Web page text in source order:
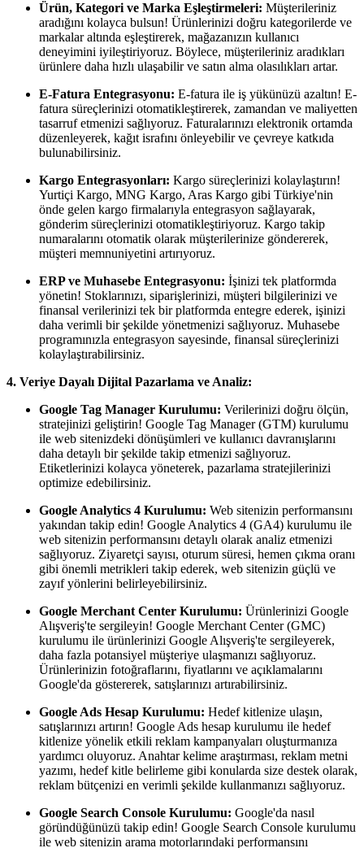
Ürün, Kategori ve Marka Eşleştirmeleri: Müşterileriniz
aradığını kolayca bulsun! Ürünlerinizi doğru kategorilerde ve
markalar altında eşleştirerek, mağazanızın kullanıcı
deneyimini iyileştiriyoruz. Böylece, müşterileriniz aradıkları
ürünlere daha hızlı ulaşabilir ve satın alma olasılıkları artar.
E-Fatura Entegrasyonu: E-fatura ile iş yükünüzü azaltın! E-
fatura süreçlerinizi otomatikleştirerek, zamandan ve maliyetten
tasarruf etmenizi sağlıyoruz. Faturalarınızı elektronik ortamda
düzenleyerek, kağıt israfını önleyebilir ve çevreye katkıda
bulunabilirsiniz.
Kargo Entegrasyonları: Kargo süreçlerinizi kolaylaştırın!
Yurtiçi Kargo, MNG Kargo, Aras Kargo gibi Türkiye'nin
önde gelen kargo firmalarıyla entegrasyon sağlayarak,
gönderim süreçlerinizi otomatikleştiriyoruz. Kargo takip
numaralarını otomatik olarak müşterilerinize göndererek,
müşteri memnuniyetini artırıyoruz.
ERP ve Muhasebe Entegrasyonu: İşinizi tek platformda
yönetin! Stoklarınızı, siparişlerinizi, müşteri bilgilerinizi ve
finansal verilerinizi tek bir platformda entegre ederek, işinizi
daha verimli bir şekilde yönetmenizi sağlıyoruz. Muhasebe
programınızla entegrasyon sayesinde, finansal süreçlerinizi
kolaylaştırabilirsiniz.
4. Veriye Dayalı Dijital Pazarlama ve Analiz:
Google Tag Manager Kurulumu: Verilerinizi doğru ölçün,
stratejinizi geliştirin! Google Tag Manager (GTM) kurulumu
ile web sitenizdeki dönüşümleri ve kullanıcı davranışlarını
daha detaylı bir şekilde takip etmenizi sağlıyoruz.
Etiketlerinizi kolayca yöneterek, pazarlama stratejilerinizi
optimize edebilirsiniz.
Google Analytics 4 Kurulumu: Web sitenizin performansını
yakından takip edin! Google Analytics 4 (GA4) kurulumu ile
web sitenizin performansını detaylı olarak analiz etmenizi
sağlıyoruz. Ziyaretçi sayısı, oturum süresi, hemen çıkma oranı
gibi önemli metrikleri takip ederek, web sitenizin güçlü ve
zayıf yönlerini belirleyebilirsiniz.
Google Merchant Center Kurulumu: Ürünlerinizi Google
Alışveriş'te sergileyin! Google Merchant Center (GMC)
kurulumu ile ürünlerinizi Google Alışveriş'te sergileyerek,
daha fazla potansiyel müşteriye ulaşmanızı sağlıyoruz.
Ürünlerinizin fotoğraflarını, fiyatlarını ve açıklamalarını
Google'da göstererek, satışlarınızı artırabilirsiniz.
Google Ads Hesap Kurulumu: Hedef kitlenize ulaşın,
satışlarınızı artırın! Google Ads hesap kurulumu ile hedef
kitlenize yönelik etkili reklam kampanyaları oluşturmanıza
yardımcı oluyoruz. Anahtar kelime araştırması, reklam metni
yazımı, hedef kitle belirleme gibi konularda size destek olarak,
reklam bütçenizi en verimli şekilde kullanmanızı sağlıyoruz.
Google Search Console Kurulumu: Google'da nasıl
göründüğünüzü takip edin! Google Search Console kurulumu
ile web sitenizin arama motorlarındaki performansını